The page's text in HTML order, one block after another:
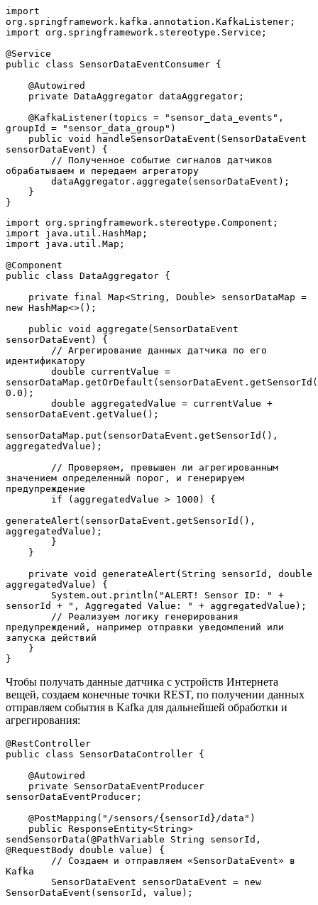
import
org.springframework.kafka.annotation.KafkaListener;
import org.springframework.stereotype.Service;
@Service
public class SensorDataEventConsumer {
    @Autowired
    private DataAggregator dataAggregator;
groupId = "sensor_data_group")
sensorDataEvent) {
обрабатываем и передаем агрегатору
        dataAggregator.aggregate(sensorDataEvent);
    }
}
import org.springframework.stereotype.Component;
import java.util.HashMap;
import java.util.Map;
@Component
public class DataAggregator {
new HashMap<>();
sensorDataEvent) {
идентификатору
0.0);
sensorDataEvent.getValue();
sensorDataMap.put(sensorDataEvent.getSensorId(),
aggregatedValue);
значением определенный порог, и генерируем
предупреждение
        if (aggregatedValue > 1000) {
generateAlert(sensorDataEvent.getSensorId(),
aggregatedValue);
        }
    }
aggregatedValue) {
sensorId + ", Aggregated Value: " + aggregatedValue);
предупреждений, например отправки уведомлений или
запуска действий
    }
}
Чтобы получать данные датчика с устройств Интернета
вещей, создаем конечные точки REST, по получении данных
отправляем события в Kafka для дальнейшей обработки и
агрегирования:
@RestController
public class SensorDataController {
    @Autowired
sensorDataEventProducer;
    @PostMapping("/sensors/{sensorId}/data")
sendSensorData(@PathVariable String sensorId,
@RequestBody double value) {
Kafka
SensorDataEvent(sensorId, value);